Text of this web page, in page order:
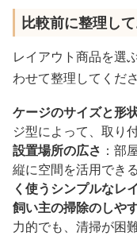
比較前に整理し
レイアウト商品を選
わせて整理してくださ
ケージのサイズと形
ジ型によって、取り
設置場所の広さ ：部
縦に空間を活用でき
く使うシンプルなレ
飼い主の掃除のしや
力的でも、清掃が困